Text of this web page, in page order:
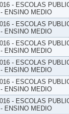
- ESCOLAS
- ENSINO MEDIO
- ESCOLAS
- ENSINO MEDIO
- ESCOLAS
- ENSINO MEDIO
- ESCOLAS
- ENSINO MEDIO
- ESCOLAS
- ENSINO MEDIO
- ESCOLAS
- ENSINO MEDIO